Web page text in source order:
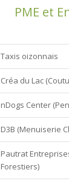
PME et
Taxis oizonnais
Créa du Lac
nDogs Center
D3B (Menuiserie
Pautrat
Forestiers)